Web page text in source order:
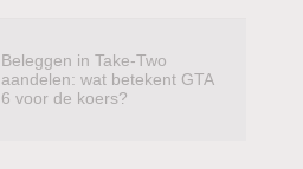
Beleggen in Take-Two
aandelen: wat betekent GTA
6 voor de koers?